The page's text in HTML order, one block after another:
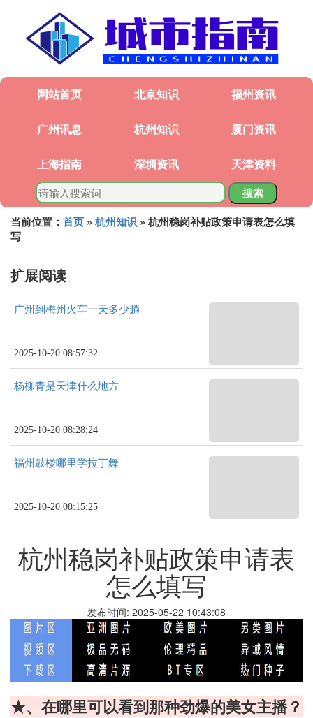
网站首页 北京知识 福州资讯
广州讯息 杭州知识 厦门资讯
上海指南 深圳资讯 天津资料
搜索
当前位置： 首页 » 杭州知识 » 杭州稳岗补贴政策申请表怎么填
写
扩展阅读
广州到梅州火车一天多少趟
2025-10-20 08:57:32
杨柳青是天津什么地方
2025-10-20 08:28:24
福州鼓楼哪里学拉丁舞
2025-10-20 08:15:25
杭州稳岗补贴政策申请表
怎么填写
发布时间: 2025-05-22 10:43:08
★、在哪里可以看到那种劲爆的美女主播？